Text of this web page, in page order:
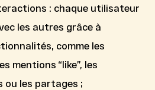
: chaque utilisateur
les autres grâce à
comme les
mentions “like”, les
ou les partages ;